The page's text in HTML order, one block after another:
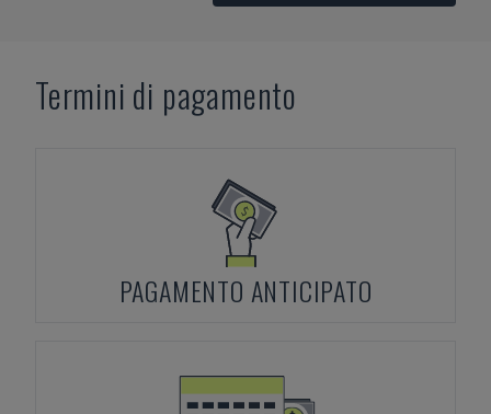
Termini di pagamento
PAGAMENTO ANTICIPATO